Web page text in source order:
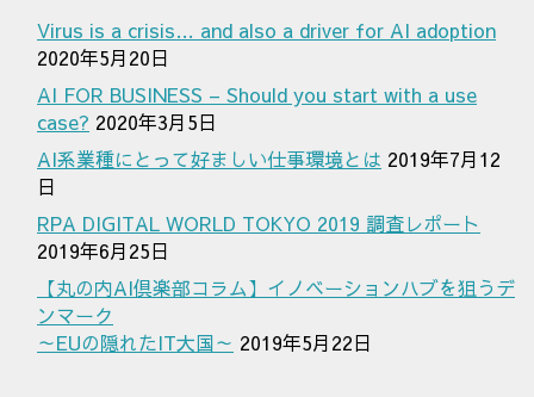
Virus is a crisis… and also a driver for AI adoption
2020年5月20日
AI FOR BUSINESS – Should you start with a use
case? 2020年3月5日
AI系業種にとって好ましい仕事環境とは 2019年7月12
日
RPA DIGITAL WORLD TOKYO 2019 調査レポート
2019年6月25日
【丸の内AI倶楽部コラム】イノベーションハブを狙うデ
ンマーク
～EUの隠れたIT大国～ 2019年5月22日